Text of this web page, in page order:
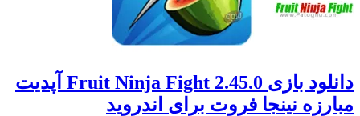
دانلود بازی 2.45.0 Fruit Ninja Fight آپدیت
نینجا فروت برای اندروید